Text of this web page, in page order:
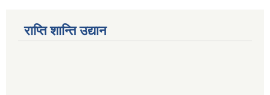
राप्ति शान्ति उद्यान